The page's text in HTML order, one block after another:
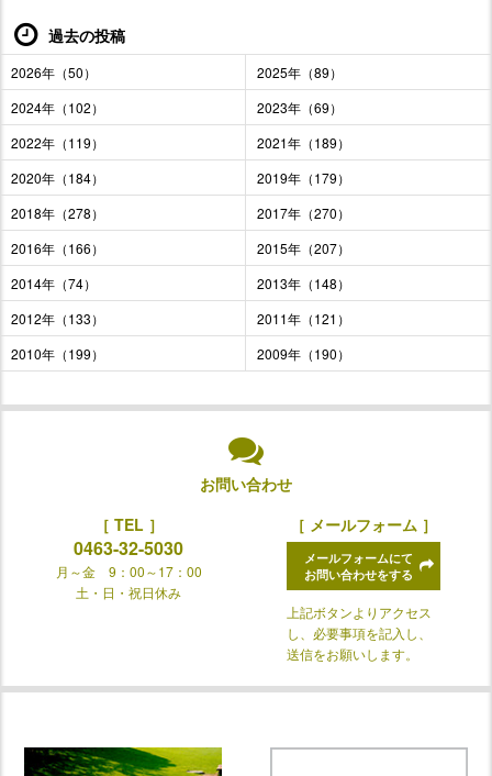
過去の投稿
2026年（50）
2025年（89）
2024年（102）
2023年（69）
2022年（119）
2021年（189）
2020年（184）
2019年（179）
2018年（278）
2017年（270）
2016年（166）
2015年（207）
2014年（74）
2013年（148）
2012年（133）
2011年（121）
2010年（199）
2009年（190）
お問い合わせ
［ TEL ］
0463-32-5030
月～金 9：00～17：00
土・日・祝日休み
［ メールフォーム ］
メールフォームにて
お問い合わせをする
上記ボタンよりアクセス
し、必要事項を記入し、
送信をお願いします。